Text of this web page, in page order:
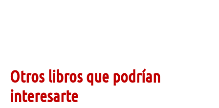
Otros libros que podrían
interesarte